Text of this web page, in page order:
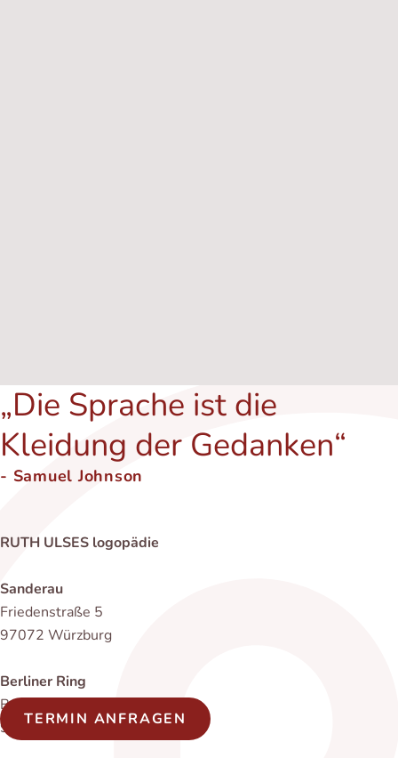
TERMIN ANFRAGEN
Die Sprache ist die
Kleidung der Gedanken
- Samuel Johnson
RUTH ULSES logopädie
Sanderau
Friedenstraße 5
97072 Würzburg
Berliner Ring
Berliner Platz 8
97080 Würzburg